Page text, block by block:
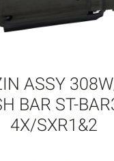
ASSY
BAR ST-
4X/SXR1&2